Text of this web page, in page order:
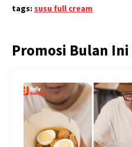
tags: susu full cream
Promosi Bulan Ini